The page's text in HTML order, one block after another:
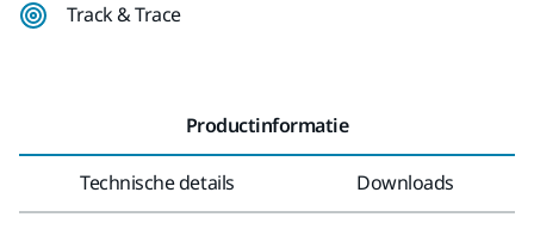
Track & Trace
Productinformatie
Technische details Downloads